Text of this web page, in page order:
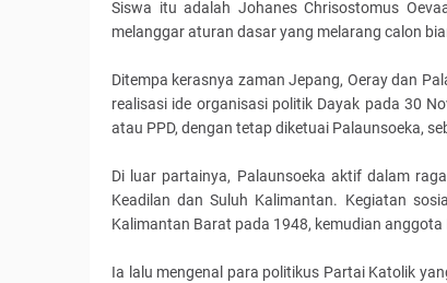
Siswa itu adalah Johanes Chrisostomus
melanggar aturan dasar yang melarang calon
Ditempa kerasnya zaman Jepang, Oeray dan
realisasi ide organisasi politik Dayak pada 30
atau PPD, dengan tetap diketuai Palaunsoeka,
Di luar partainya, Palaunsoeka aktif dalam
Keadilan dan Suluh Kalimantan. Kegiatan
Kalimantan Barat pada 1948, kemudian
Ia lalu mengenal para politikus Partai Katolik